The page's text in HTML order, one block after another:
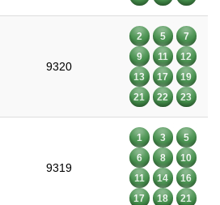
9320
2 5
7
9
11
12
13
17
19
21
22 23
9319
1 3
5
6
8
10
11
14
16
17
18 21